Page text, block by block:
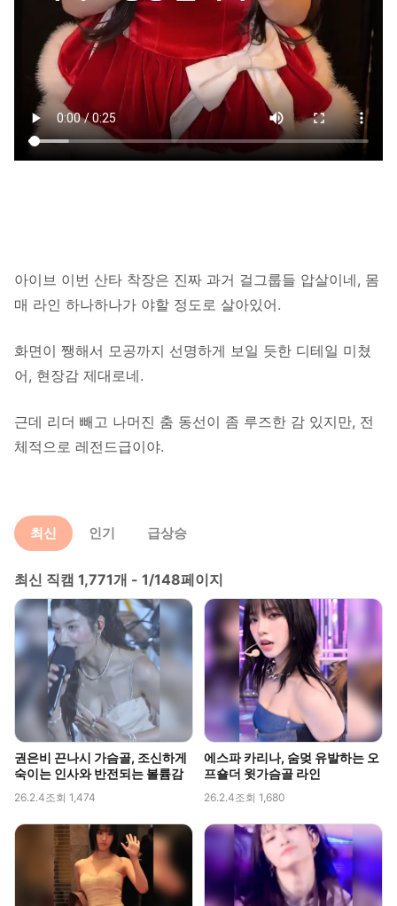
아이브 이번 산타 착장은 진짜 과거 걸그룹들 압살이네, 몸
매 라인 하나하나가 야할 정도로 살아있어.
화면이 쨍해서 모공까지 선명하게 보일 듯한 디테일 미쳤
어, 현장감 제대로네.
근데 리더 빼고 나머진 춤 동선이 좀 루즈한 감 있지만, 전
체적으로 레전드급이야.
최신 인기 급상승
최신 직캠 1,771개 - 1/148페이지
권은비 끈나시 가슴골, 조신하게
숙이는 인사와 반전되는 볼륨감
26.2.4조회 1,474
에스파 카리나, 숨멎 유발하는 오
프숄더 윗가슴골 라인
26.2.4조회 1,680